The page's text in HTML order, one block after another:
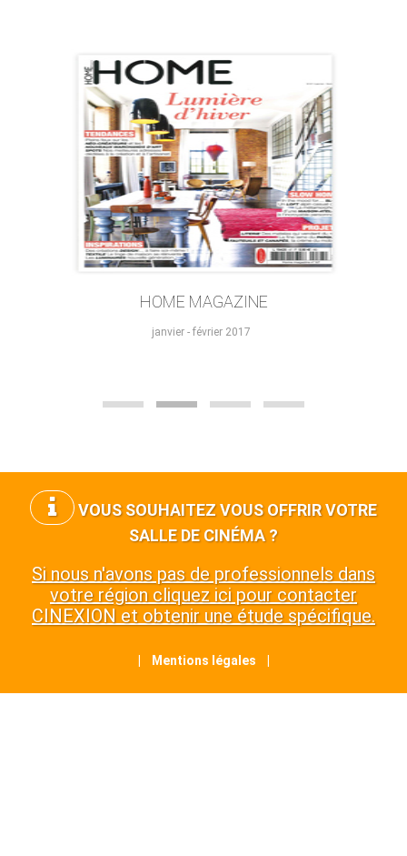
HOME MAGAZINE
janvier - février 2017
VOUS SOUHAITEZ VOUS OFFRIR VOTRE
SALLE DE CINÉMA ?
Si nous n'avons pas de professionnels dans
votre région cliquez ici pour contacter
CINEXION et obtenir une étude spécifique.
| Mentions légales |